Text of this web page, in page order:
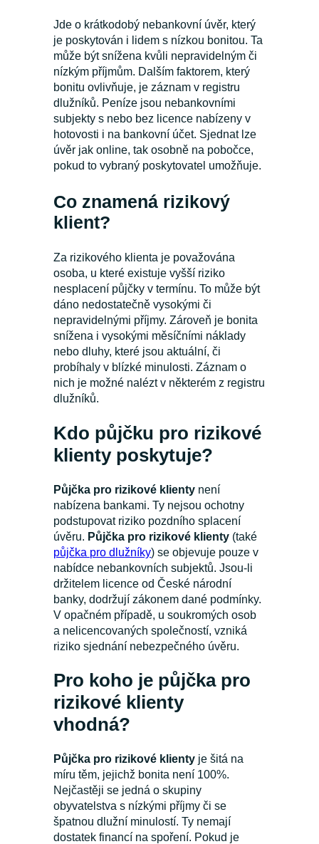
Jde o krátkodobý nebankovní úvěr, který
je poskytován i lidem s nízkou bonitou. Ta
může být snížena kvůli nepravidelným či
nízkým příjmům. Dalším faktorem, který
bonitu ovlivňuje, je záznam v registru
dlužníků. Peníze jsou nebankovními
subjekty s nebo bez licence nabízeny v
hotovosti i na bankovní účet. Sjednat lze
úvěr jak online, tak osobně na pobočce,
pokud to vybraný poskytovatel umožňuje.
Co znamená rizikový
klient?
Za rizikového klienta je považována
osoba, u které existuje vyšší riziko
nesplacení půjčky v termínu. To může být
dáno nedostatečně vysokými či
nepravidelnými příjmy. Zároveň je bonita
snížena i vysokými měsíčními náklady
nebo dluhy, které jsou aktuální, či
probíhaly v blízké minulosti. Záznam o
nich je možné nalézt v některém z registru
dlužníků.
Kdo půjčku pro rizikové
klienty poskytuje?
Půjčka pro rizikové klienty není
nabízena bankami. Ty nejsou ochotny
podstupovat riziko pozdního splacení
úvěru. Půjčka pro rizikové klienty (také
půjčka pro dlužníky) se objevuje pouze v
nabídce nebankovních subjektů. Jsou-li
držitelem licence od České národní
banky, dodržují zákonem dané podmínky.
V opačném případě, u soukromých osob
a nelicencovaných společností, vzniká
riziko sjednání nebezpečného úvěru.
Pro koho je půjčka pro
rizikové klienty
vhodná?
Půjčka pro rizikové klienty je šitá na
míru těm, jejichž bonita není 100%.
Nejčastěji se jedná o skupiny
obyvatelstva s nízkými příjmy či se
špatnou dlužní minulostí. Ty nemají
dostatek financí na spoření. Pokud je